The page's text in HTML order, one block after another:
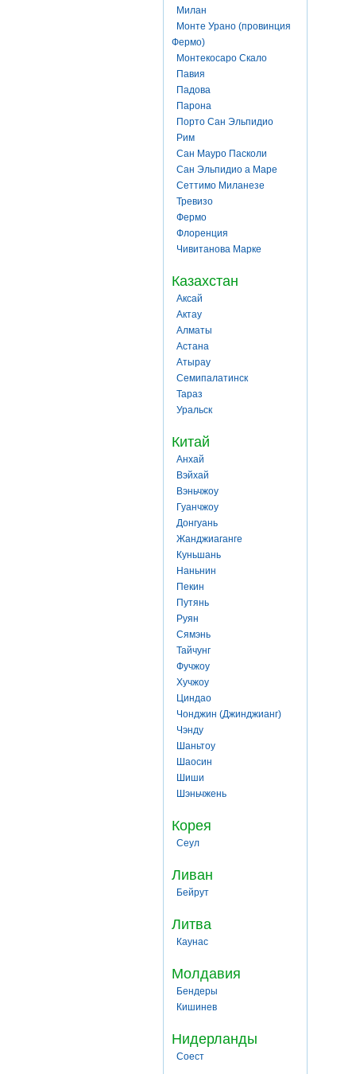
Милан
Монте Урано (провинция
Фермо)
Монтекосаро Скало
Павия
Падова
Парона
Порто Сан Эльпидио
Рим
Сан Мауро Пасколи
Сан Эльпидио а Маре
Сеттимо Миланезе
Тревизо
Фермо
Флоренция
Чивитанова Марке
Казахстан
Аксай
Актау
Алматы
Астана
Атырау
Семипалатинск
Тараз
Уральск
Китай
Анхай
Вэйхай
Вэньчжоу
Гуанчжоу
Донгуань
Жанджиаганге
Куньшань
Наньнин
Пекин
Путянь
Руян
Сямэнь
Тайчунг
Фучжоу
Хучжоу
Циндао
Чонджин (Джинджианг)
Чэнду
Шаньтоу
Шаосин
Шиши
Шэньчжень
Корея
Сеул
Ливан
Бейрут
Литва
Каунас
Молдавия
Бендеры
Кишинев
Нидерланды
Соест